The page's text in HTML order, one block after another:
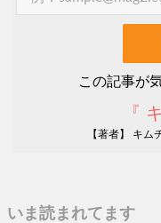
この記事が
『
【著者】 キ
いま読まれてます